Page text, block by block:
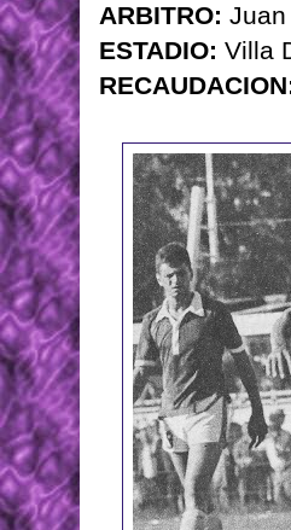
ARBITRO:
ESTADIO: Villa